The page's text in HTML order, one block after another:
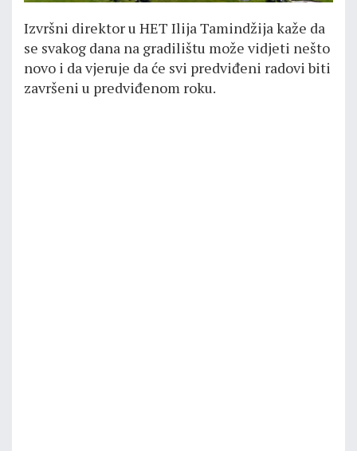
Izvršni direktor u HET Ilija Tamindžija kaže da
se svakog dana na gradilištu može vidjeti nešto
novo i da vjeruje da će svi predviđeni radovi biti
završeni u predviđenom roku.